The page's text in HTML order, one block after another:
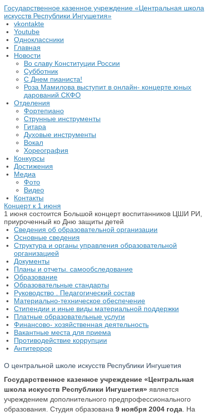
Государственное казенное учреждение «Центральная школа
искусств Республики Ингушетия»
vkontakte
Youtube
Одноклассники
Главная
Новости
Во славу Конституции России
Субботник
С Днем пианиста!
Роза Мамилова выступит в онлайн- концерте юных
дарований СКФО
Отделения
Фортепиано
Струнные инструменты
Гитара
Духовые инструменты
Вокал
Хореография
Конкурсы
Достижения
Медиа
Фото
Видео
Контакты
Концерт к 1 июня
1 июня состоится Большой концерт воспитанников ЦШИ РИ,
приуроченный ко Дню защиты детей
Сведения об образовательной организации
Основные сведения
Структура и органы управления образовательной
организацией
Документы
Планы и отчеты. самообследование
Образование
Образовательные стандарты
Руководство . Педагогический состав
Материально-техническое обеспечение
Стипендии и иные виды материальной поддержки
Платные образовательные услуги
Финансово- хозяйственная деятельность
Вакантные места для приема
Противодействие коррупции
Антитеррор
О центральной школе искусств Республики Ингушетия
Государственное казенное учреждение «Центральная
школа искусств Республики Ингушетия» является
учреждением дополнительного предпрофессионального
образования. Студия образована 9 ноября 2004 года . На